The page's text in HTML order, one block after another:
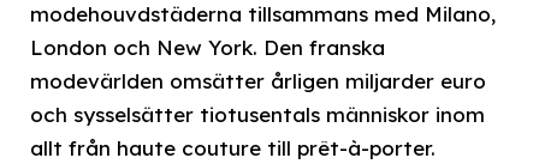
modehouvdstäderna tillsammans med Milano,
London och New York. Den franska
modevärlden omsätter årligen miljarder euro
och sysselsätter tiotusentals människor inom
allt från haute couture till prêt-à-porter.